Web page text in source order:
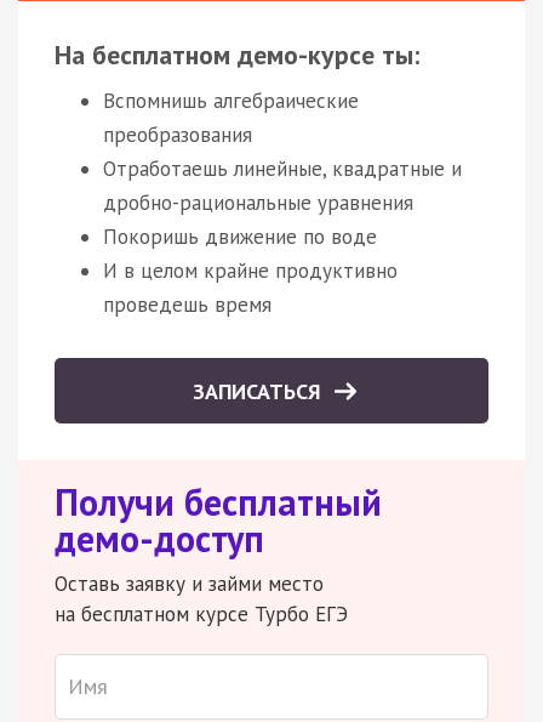
На бесплатном демо-курсе ты:
Вспомнишь алгебраические
преобразования
Отработаешь линейные, квадратные и
дробно-рациональные уравнения
Покоришь движение по воде
И в целом крайне продуктивно
проведешь время
ЗАПИСАТЬСЯ
Получи бесплатный
демо-доступ
Оставь заявку и займи место
на бесплатном курсе Турбо ЕГЭ